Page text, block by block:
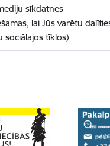
sīkdatnes
lai Jūs varētu
sociālajos tīklos)